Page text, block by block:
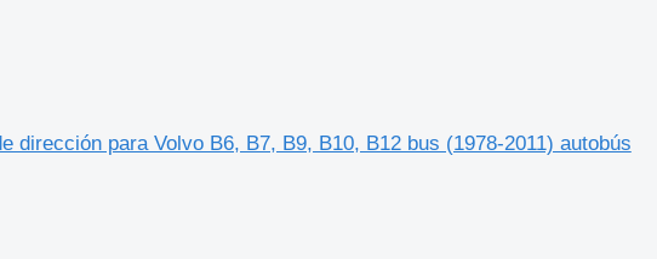
dirección para Volvo B6, B7, B9, B10, B12 bus (1978-2011) autobús